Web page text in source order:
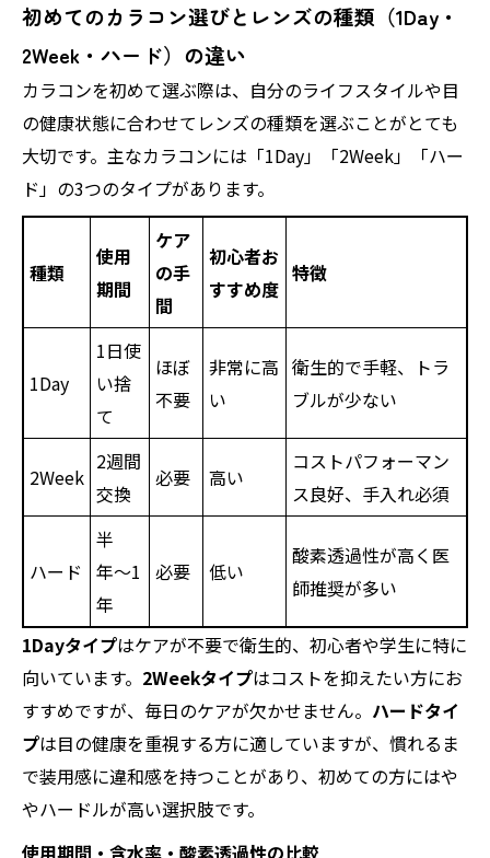
初めてのカラコン選びとレンズの種類（1Day・
2Week・ハード）の違い
カラコンを初めて選ぶ際は、自分のライフスタイルや目
の健康状態に合わせてレンズの種類を選ぶことがとても
大切です。主なカラコンには「1Day」「2Week」「ハー
ド」の3つのタイプがあります。
種類
使用
期間
ケア
の手
間
初心者お
すすめ度
特徴
1Day
1日使
い捨
て
ほぼ
不要
非常に高
い
衛生的で手軽、トラ
ブルが少ない
2Week
2週間
交換
必要 高い
コストパフォーマン
ス良好、手入れ必須
ハード
半
年〜1
年
必要 低い
酸素透過性が高く医
師推奨が多い
1Dayタイプはケアが不要で衛生的、初心者や学生に特に
向いています。 2Weekタイプはコストを抑えたい方にお
すすめですが、毎日のケアが欠かせません。 ハードタイ
プは目の健康を重視する方に適していますが、慣れるま
で装用感に違和感を持つことがあり、初めての方にはや
やハードルが高い選択肢です。